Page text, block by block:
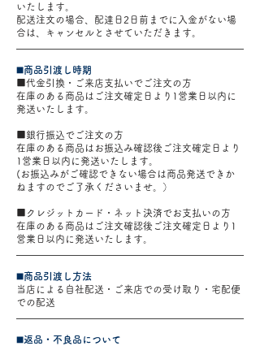
いたします。
配送注文の場合、配達日2日前までに入金がない場
合は、キャンセルとさせていただきます。
◼️商品引渡し時期
■代金引換・ご来店支払いでご注文の方
在庫のある商品はご注文確定日より1営業日以内に
発送いたします。
■銀行振込でご注文の方
在庫のある商品はお振込み確認後ご注文確定日より
1営業日以内に発送いたします。
(お振込みがご確認できない場合は商品発送できか
ねますのでご了承くださいませ。）
■クレジットカード・ネット決済でお支払いの方
在庫のある商品はご注文確認後ご注文確定日より1
営業日以内に発送いたします。
◼️商品引渡し方法
当店による自社配送・ご来店での受け取り・宅配便
での配送
◼️返品・不良品について